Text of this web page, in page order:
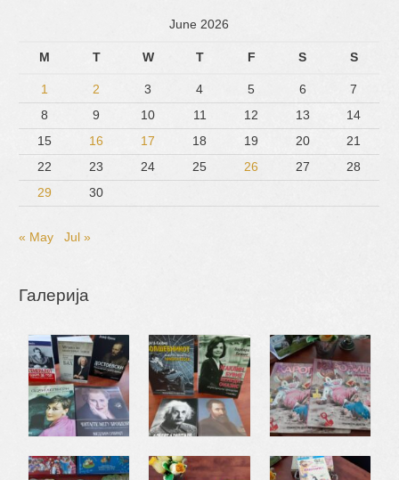
June 2026
M T W T F S S
1 2 3 4 5 6
7
8
9 10 11 12 13
14
15
16 17 18 19 20
21
22
23 24 25 26 27
28
29
30
« May Jul »
Галерија